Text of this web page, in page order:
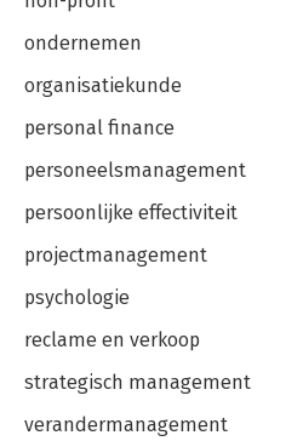
ondernemen
organisatiekunde
personal finance
personeelsmanagement
persoonlijke effectiviteit
projectmanagement
psychologie
reclame en verkoop
strategisch management
verandermanagement